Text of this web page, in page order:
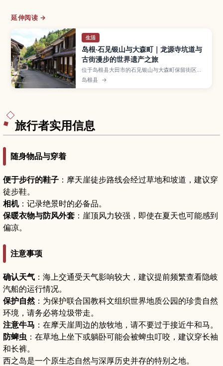
延伸阅读 →
生活
岛根·石见银山与大森町｜龙源寺坑道与
古街漫步的世界遗产之旅
位于岛根县大田市的石见银山与大森町保留街区，
曾是世界知名的银矿产地，如今以静谧而富有韵味
的景致被列入世界文化遗产。本文将介绍龙源寺坑
岛根县 →
旅行者实用信息
随身物品与穿着
便于步行的鞋子 ：摩天崖徒步路线会经过草地和坡道，建议穿
徒步鞋。
相机：记录绝景时的必备品。
保暖衣物与防风外套 ：崖顶风力较强，即使在夏天也可能感到
偏凉。
注意事项
确认天气 ：海上交通受天气影响较大，建议提前频繁查看隐岐
汽船的运行情况。
保护自然：为保护联合国教科文组织世界地质公园的珍贵自然
环境，请务必将垃圾带走。
注意牛马 ：在摩天崖周边的放牧地，请不要过于接近牛和马。
防蜱虫 ：在草地上坐下或躺卧可能会被蜱虫叮咬，建议穿长袖
和长裤。
西之岛是一个原生态自然与深厚历史并存的特别之地。